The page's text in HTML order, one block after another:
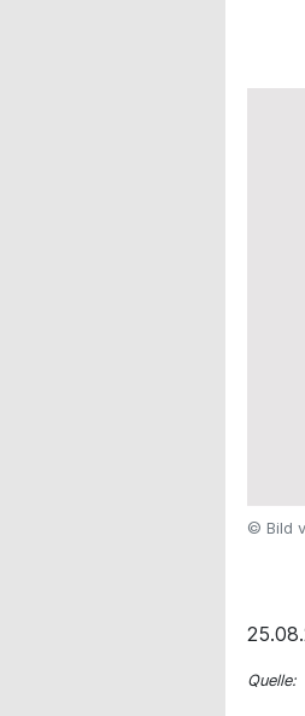
© Bild
Quelle: